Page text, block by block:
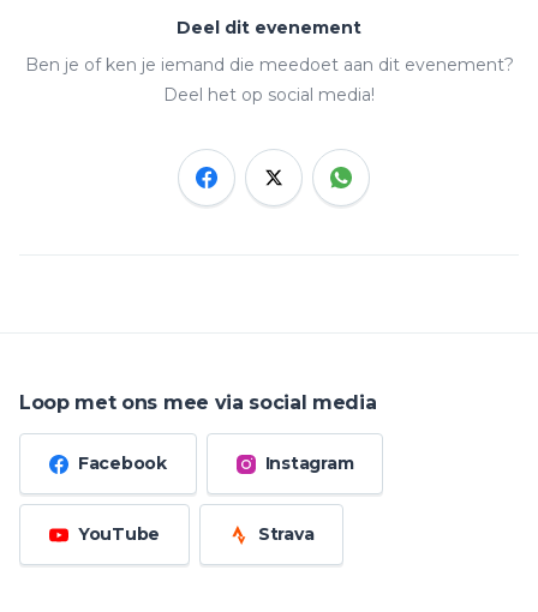
Deel dit evenement
Ben je of ken je iemand die meedoet aan dit evenement?
Deel het op social media!
Loop met ons mee via social media
Facebook Instagram
YouTube Strava